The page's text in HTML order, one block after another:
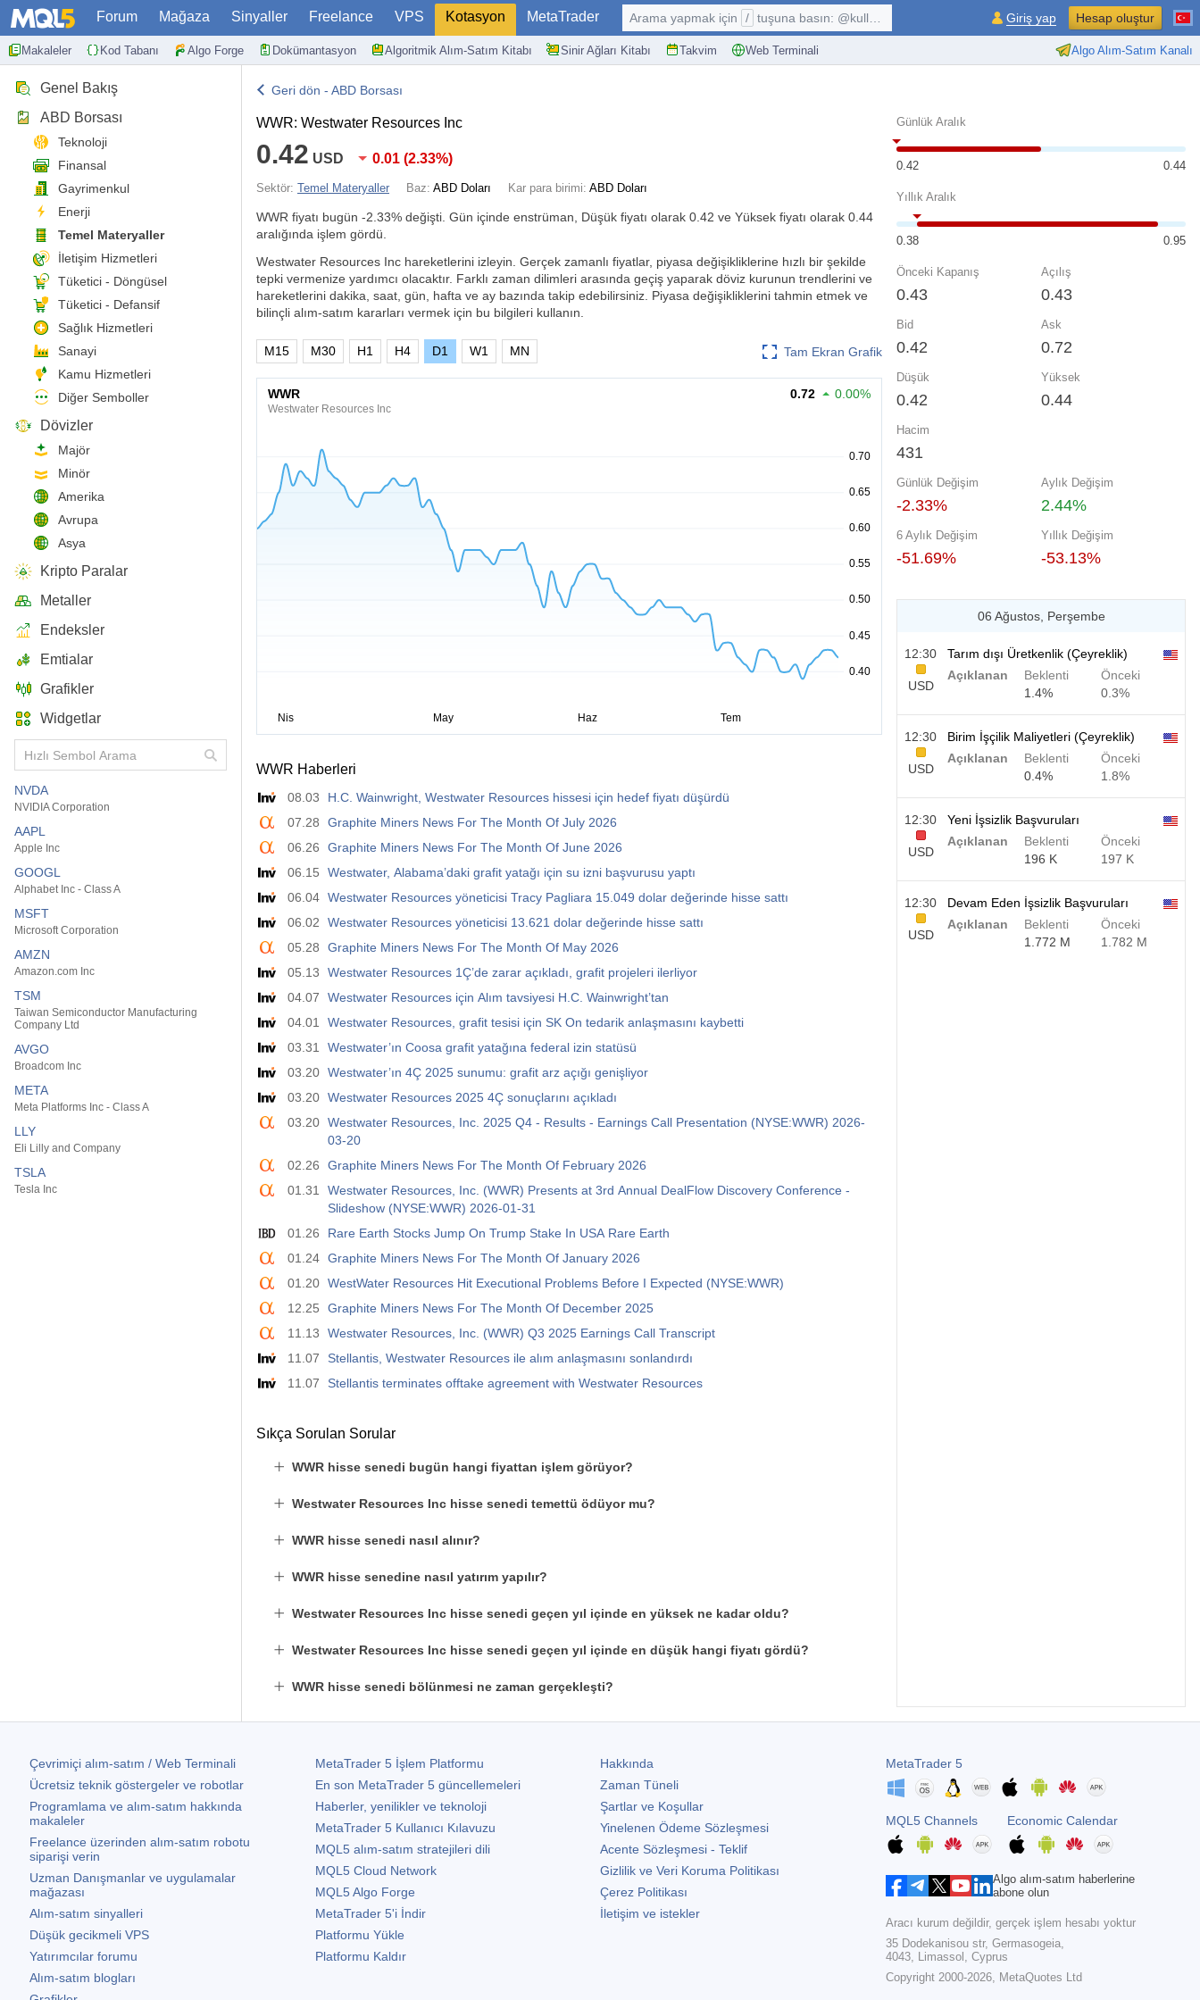
Forum Mağaza Sinyaller Freelance VPS Kotasyon MetaTrader
Makaleler Kod Tabanı Algo Forge Dokümantasyon Algoritmik Alım-Satım Kitabı Sinir Ağları Kitabı Takvim Web Terminali Algo Alım-Satım Kanalı
Arama yapmak için / tuşuna basın: @kullanıcı, $sembol, ... Giriş yap Hesap oluştur
Genel Bakış
ABD Borsası
Teknoloji
Finansal
Gayrimenkul
Enerji
Temel Materyaller
İletişim Hizmetleri
Tüketici - Döngüsel
Tüketici - Defansif
Sağlık Hizmetleri
Sanayi
Kamu Hizmetleri
Diğer Semboller
Dövizler
Majör
Minör
Amerika
Avrupa
Asya
Kripto Paralar
Metaller
Endeksler
Emtialar
Grafikler
Widgetlar
NVDA
NVIDIA Corporation
AAPL
Apple Inc
GOOGL
Alphabet Inc - Class A
MSFT
Microsoft Corporation
AMZN
Amazon.com Inc
TSM
Taiwan Semiconductor Manufacturing
Company Ltd
AVGO
Broadcom Inc
META
Meta Platforms Inc - Class A
LLY
Eli Lilly and Company
TSLA
Tesla Inc
Geri dön - ABD Borsası
WWR: Westwater Resources Inc
0.42 USD 0.01 (2.33%)
Sektör: Temel Materyaller Baz: ABD Doları Kar para birimi: ABD Doları
WWR fiyatı bugün -2.33% değişti. Gün içinde enstrüman, Düşük fiyatı olarak 0.42 ve Yüksek fiyatı olarak 0.44
aralığında işlem gördü.
Westwater Resources Inc hareketlerini izleyin. Gerçek zamanlı fiyatlar, piyasa değişikliklerine hızlı bir şekilde
tepki vermenize yardımcı olacaktır. Farklı zaman dilimleri arasında geçiş yaparak döviz kurunun trendlerini ve
hareketlerini dakika, saat, gün, hafta ve ay bazında takip edebilirsiniz. Piyasa değişikliklerini tahmin etmek ve
bilinçli alım-satım kararları vermek için bu bilgileri kullanın.
Tam Ekran Grafik
M15 M30 H1 H4 D1 W1 MN
WWR
Westwater Resources Inc
0.72 0.00%
WWR Haberleri
08.03
H.C. Wainwright, Westwater Resources hissesi için hedef fiyatı düşürdü
07.28
Graphite Miners News For The Month Of July 2026
06.26
Graphite Miners News For The Month Of June 2026
06.15
Westwater, Alabama’daki grafit yatağı için su izni başvurusu yaptı
06.04 Westwater Resources yöneticisi Tracy Pagliara 15.049 dolar değerinde hisse sattı
06.02
Westwater Resources yöneticisi 13.621 dolar değerinde hisse sattı
05.28
Graphite Miners News For The Month Of May 2026
05.13
Westwater Resources 1Ç’de zarar açıkladı, grafit projeleri ilerliyor
04.07
Westwater Resources için Alım tavsiyesi H.C. Wainwright’tan
04.01
Westwater Resources, grafit tesisi için SK On tedarik anlaşmasını kaybetti
03.31
Westwater’ın Coosa grafit yatağına federal izin statüsü
03.20 Westwater’ın 4Ç 2025 sunumu: grafit arz açığı genişliyor
03.20 Westwater Resources 2025 4Ç sonuçlarını açıkladı
03.20 Westwater Resources, Inc. 2025 Q4 - Results - Earnings Call Presentation (NYSE:WWR) 2026-
03-20
02.26
Graphite Miners News For The Month Of February 2026
01.31
Westwater Resources, Inc. (WWR) Presents at 3rd Annual DealFlow Discovery Conference -
Slideshow (NYSE:WWR) 2026-01-31
01.26
Rare Earth Stocks Jump On Trump Stake In USA Rare Earth
01.24 Graphite Miners News For The Month Of January 2026
01.20 WestWater Resources Hit Executional Problems Before I Expected (NYSE:WWR)
12.25
Graphite Miners News For The Month Of December 2025
11.13
Westwater Resources, Inc. (WWR) Q3 2025 Earnings Call Transcript
11.07
Stellantis, Westwater Resources ile alım anlaşmasını sonlandırdı
11.07
Stellantis terminates offtake agreement with Westwater Resources
Sıkça Sorulan Sorular
WWR hisse senedi bugün hangi fiyattan işlem görüyor?
Westwater Resources Inc hisse senedi temettü ödüyor mu?
WWR hisse senedi nasıl alınır?
WWR hisse senedine nasıl yatırım yapılır?
Westwater Resources Inc hisse senedi geçen yıl içinde en yüksek ne kadar oldu?
Westwater Resources Inc hisse senedi geçen yıl içinde en düşük hangi fiyatı gördü?
WWR hisse senedi bölünmesi ne zaman gerçekleşti?
Günlük Aralık
0.42 0.44
Yıllık Aralık
0.38 0.95
Önceki Kapanış
0.43
Açılış
0.43
Bid
0.42
Ask
0.72
Düşük
0.42
Yüksek
0.44
Hacim
431
Günlük Değişim
-2.33%
Aylık Değişim
2.44%
6 Aylık Değişim
-51.69%
Yıllık Değişim
-53.13%
06 Ağustos, Perşembe
12:30
USD
Tarım dışı Üretkenlik (Çeyreklik)
Açıklanan
Beklenti
1.4%
Önceki
0.3%
12:30
USD
Birim İşçilik Maliyetleri (Çeyreklik)
Açıklanan
Beklenti
0.4%
Önceki
1.8%
12:30
USD
Yeni İşsizlik Başvuruları
Açıklanan
Beklenti
196 K
Önceki
197 K
12:30
USD
Devam Eden İşsizlik Başvuruları
Açıklanan
Beklenti
1.772 M
Önceki
1.782 M
Çevrimiçi alım-satım / Web Terminali
Ücretsiz teknik göstergeler ve robotlar
Programlama ve alım-satım hakkında
makaleler
Freelance üzerinden alım-satım robotu
siparişi verin
Uzman Danışmanlar ve uygulamalar
mağazası
Alım-satım sinyalleri
Düşük gecikmeli VPS
Yatırımcılar forumu
Alım-satım blogları
MetaTrader 5İşlem Platformu
En son MetaTrader 5güncellemeleri
Haberler, yenilikler ve teknoloji
MetaTrader 5Kullanıcı Kılavuzu
MQL5 alım-satım stratejileri dili
MQL5 Cloud Network
MQL5 Algo Forge
MetaTrader 5'i İndir
Platformu Yükle
Platformu Kaldır
Hakkında
Zaman Tüneli
Şartlar ve Koşullar
Yinelenen Ödeme Sözleşmesi
Acente Sözleşmesi - Teklif
Gizlilik ve Veri Koruma Politikası
Çerez Politikası
İletişim ve istekler
MetaTrader 5
MQL5 Channels Economic Calendar
Algo alım-satım haberlerine
abone olun
Aracı kurum değildir, gerçek işlem hesabı yoktur
35 Dodekanisou str, Germasogeia,
4043, Limassol, Cyprus
Copyright 2000-2026, MetaQuotes Ltd